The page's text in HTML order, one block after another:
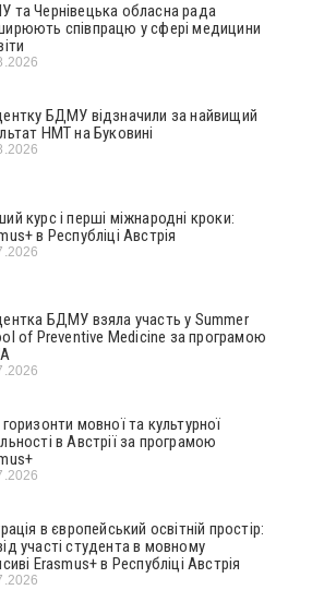
та Чернівецька обласна рада
співпрацю у сфері медицини
БДМУ відзначили за найвищий
НМТ на Буковині
курс і перші міжнародні кроки:
в Республіці Австрія
БДМУ взяла участь у Summer
of Preventive Medicine за програмою
мовної та культурної
в Австрії за програмою
в європейський освітній простір:
участі студента в мовному
Erasmus+ в Республіці Австрія